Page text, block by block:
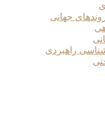
جهانی
راهبردی